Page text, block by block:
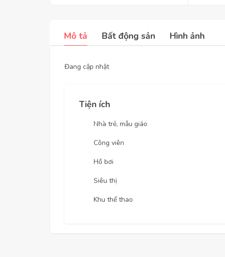
Mô tả Bất động sản Hình ảnh
Đang cập nhật
Tiện ích
Nhà trẻ, mẫu giáo
Công viên
Hồ bơi
Siêu thị
Khu thể thao